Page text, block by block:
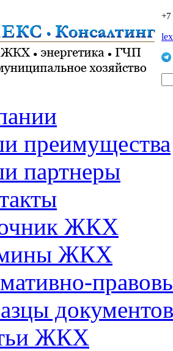
преимущества
партнеры
ЖКХ
ЖКХ
документов
ЖКХ